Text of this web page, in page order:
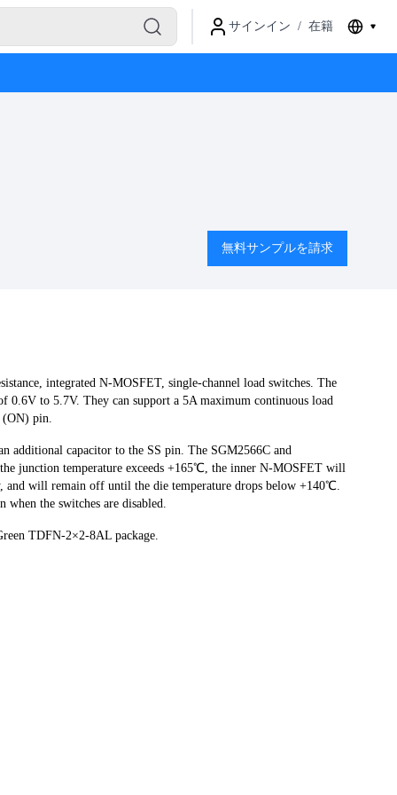
サインイン / 在籍
無料サンプルを請求
integrated N-MOSFET, single-channel load switches. The
0.6V to 5.7V. They can support a 5A maximum continuous load
(ON) pin.
additional capacitor to the SS pin. The SGM2566C and
junction temperature exceeds +165℃, the inner N-MOSFET will
and will remain off until the die temperature drops below +140℃.
when the switches are disabled.
TDFN-2×2-8AL package.